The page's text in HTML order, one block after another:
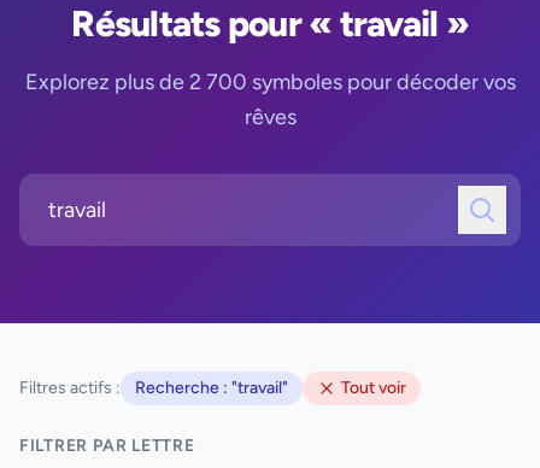
Résultats pour « travail »
Explorez plus de 2 700 symboles pour décoder vos
rêves
Filtres actifs : Recherche : "travail" Tout voir
FILTRER PAR LETTRE